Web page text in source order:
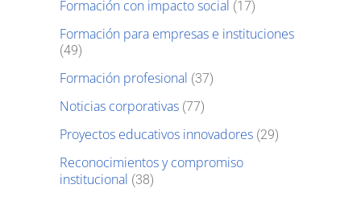
Formación con impacto social (17)
Formación para empresas e instituciones
(49)
Formación profesional (37)
Noticias corporativas (77)
Proyectos educativos innovadores (29)
Reconocimientos y compromiso
institucional (38)